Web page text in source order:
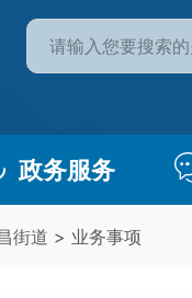
政务服务
街道 > 业务事项